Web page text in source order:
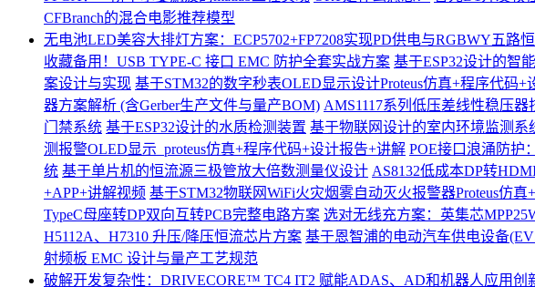
CFBranch的混合电影推荐模型
无电池LED美容大排灯方案：ECP5702+FP7208实现PD供电与RGBWY五路
收藏备用！USB TYPE-C 接口 EMC 防护全套实战方案 基于ESP32设计的智
案设计与实现 基于STM32的数字秒表OLED显示设计Proteus仿真+程序代码+
器方案解析 (含Gerber生产文件与量产BOM) AMS1117系列低压差线性稳压器
门禁系统 基于ESP32设计的水质检测装置 基于物联网设计的室内环境监测
测报警OLED显示_proteus仿真+程序代码+设计报告+讲解 POE接口浪涌防护
统 基于单片机的恒流源三极管放大倍数测量仪设计 AS8132低成本DP转
+APP+讲解视频 基于STM32物联网WiFi火灾烟雾自动灭火报警器Proteus仿真
TypeC母座转DP双向互转PCB完整电路方案 选对无线充方案：英集芯
H5112A、H7310 升压/降压恒流芯片方案 基于恩智浦的电动汽车供电设备
射频板 EMC 设计与量产工艺规范
破解开发复杂性：DRIVECORE™ TC4 IT2 赋能ADAS、AD和机器人应用创